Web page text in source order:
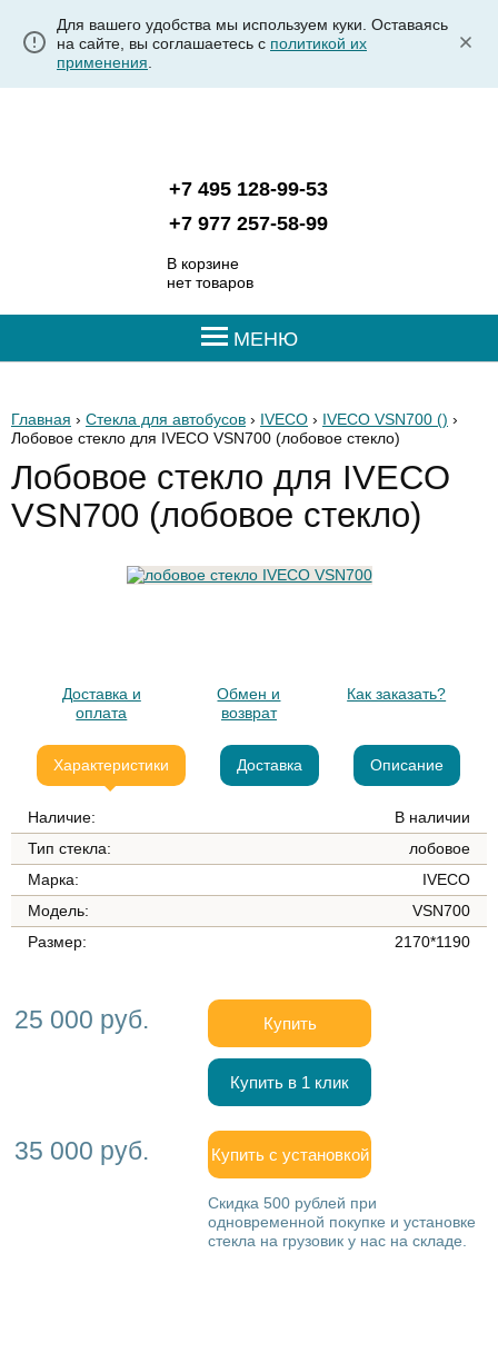
Для вашего удобства мы используем куки. Оставаясь
на сайте, вы соглашаетесь с политикой их
применения
+7 495 128-99-53
+7 977 257-58-99
В корзине
нет товаров
МЕНЮ
Главная › Стекла для автобусов › IVECO › IVECO VSN700 () ›
Лобовое стекло для IVECO VSN700 (лобовое стекло)
Лобовое стекло для IVECO
VSN700 (лобовое стекло)
Доставка и
оплата
Обмен и
возврат
Как заказать?
Характеристики Доставка Описание
Наличие:
В наличии
Тип стекла:
лобовое
Марка:
IVECO
Модель:
VSN700
Размер:
2170*1190
25 000 руб. Купить
Купить в 1 клик
35 000 руб. Купить с установкой
Скидка 500 рублей при
одновременной покупке и установке
стекла на грузовик у нас на складе.